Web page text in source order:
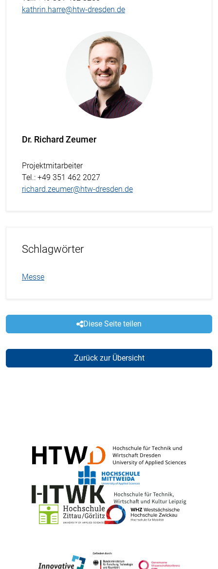
kathrin.harre@htw-dresden.de
Dr. Richard Zeumer
Projektmitarbeiter
Tel.: +49 351 462 2027
richard.zeumer@htw-dresden.de
Schlagwörter
Messe
Diese Seite teilen
Zurück zur Übersicht